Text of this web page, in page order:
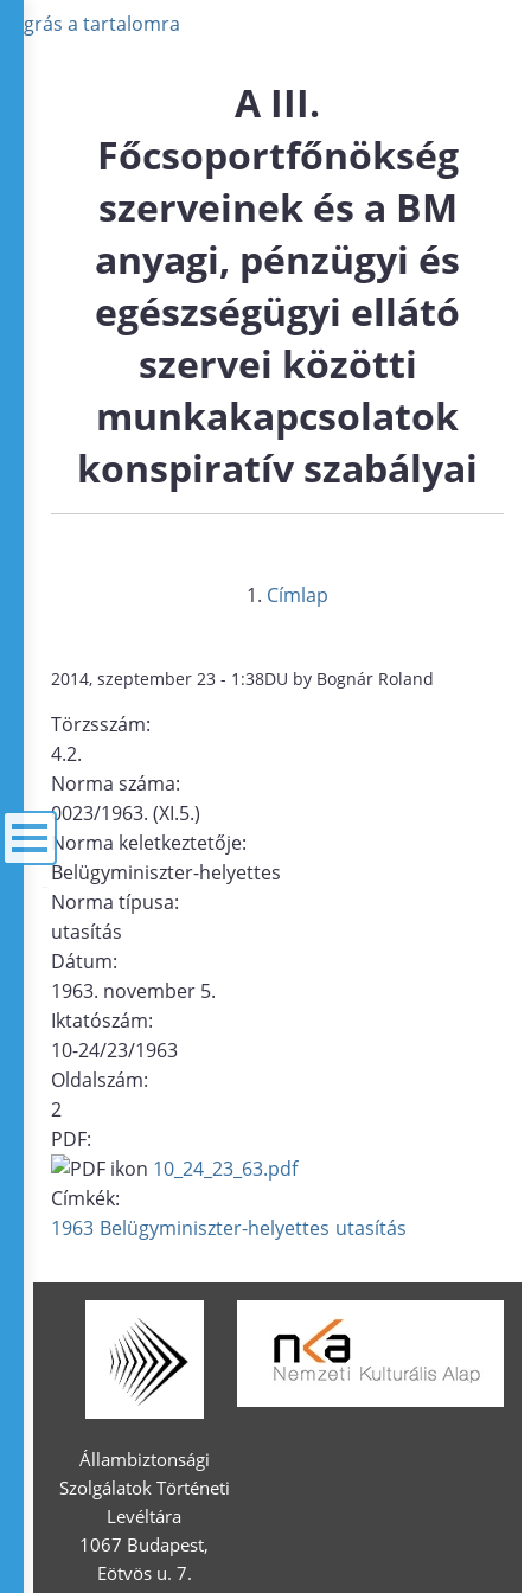
Ugrás a tartalomra
A III.
Főcsoportfőnökség
szerveinek és a BM
anyagi, pénzügyi és
egészségügyi ellátó
szervei közötti
munkakapcsolatok
konspiratív szabályai
Címlap
2014, szeptember 23 - 1:38DU by Bognár Roland
Törzsszám:
4.2.
Norma száma:
0023/1963. (XI.5.)
Norma keletkeztetője:
Belügyminiszter-helyettes
Norma típusa:
utasítás
Dátum:
1963. november 5.
Iktatószám:
10-24/23/1963
Oldalszám:
2
PDF:
10_24_23_63.pdf
Címkék:
1963 Belügyminiszter-helyettes utasítás
Állambiztonsági
Szolgálatok Történeti
Levéltára
1067 Budapest,
Eötvös u. 7.